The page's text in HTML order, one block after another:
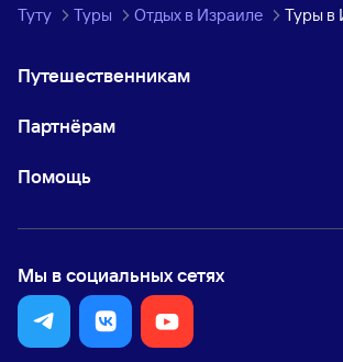
Туту Туры Отдых в Израиле Туры в
Путешественникам
Партнёрам
Помощь
Мы в социальных сетях